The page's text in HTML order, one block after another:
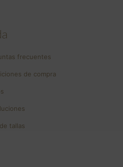
frecuentes
de compra
tallas